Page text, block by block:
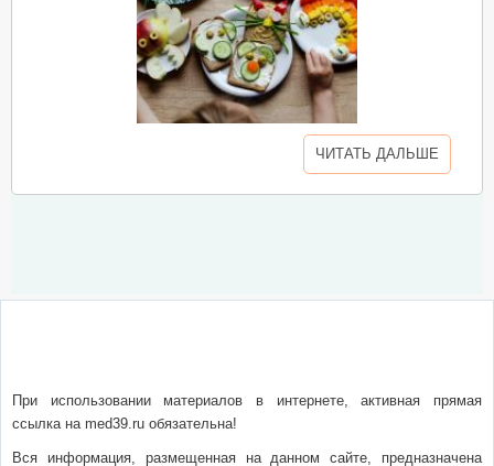
ЧИТАТЬ ДАЛЬШЕ
При использовании материалов в интернете, активная прямая
ссылка на med39.ru обязательна!
Вся информация, размещенная на данном сайте, предназначена